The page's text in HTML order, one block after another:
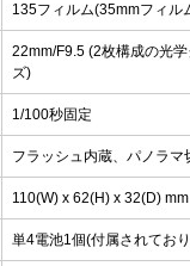
135フィルム(35mmフィル
22mm/F9.5 (2枚構成の光
ズ)
1/100秒固定
フラッシュ内蔵、パノラマ
110(W) x 62(H) x 32(D) mm
単4電池1個(付属されてお